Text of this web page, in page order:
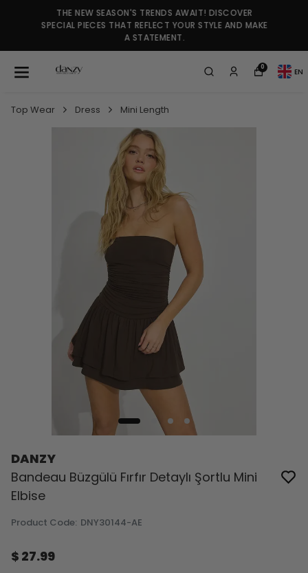
THE NEW SEASON'S TRENDS AWAIT! DISCOVER
SPECIAL PIECES THAT REFLECT YOUR STYLE AND MAKE
A STATEMENT.
0 EN
Top Wear Dress Mini Length
DANZY
Bandeau Büzgülü Fırfır Detaylı Şortlu Mini
Elbise
Product Code: DNY30144-AE
$ 27.99